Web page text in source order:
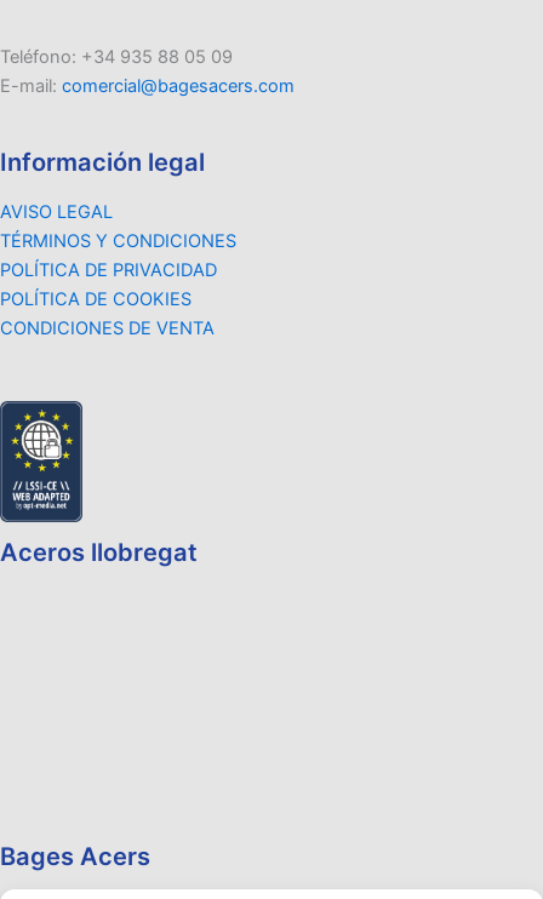
Teléfono: +34 935 88 05 09
E-mail: comercial@bagesacers.com
Información legal
AVISO LEGAL
TÉRMINOS Y CONDICIONES
POLÍTICA DE PRIVACIDAD
POLÍTICA DE COOKIES
CONDICIONES DE VENTA
Aceros llobregat
Bages Acers